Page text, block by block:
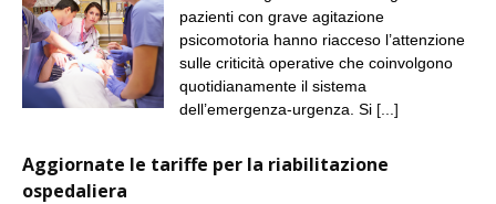
pazienti con grave agitazione
psicomotoria hanno riacceso l’attenzione
sulle criticità operative che coinvolgono
quotidianamente il sistema
dell’emergenza-urgenza. Si [...]
Aggiornate le tariffe per la riabilitazione
ospedaliera